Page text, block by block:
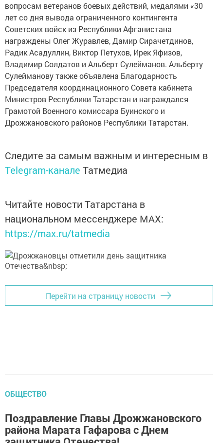
вопросам ветеранов боевых действий, медалями «30
лет со дня вывода ограниченного контингента
Советских войск из Республики Афганистана
награждены Олег Журавлев, Дамир Сирачетдинов,
Радик Асадуллин, Виктор Петухов, Ирек Яфизов,
Владимир Солдатов и Альберт Сулейманов. Альберту
Сулейманову также объявлена Благодарность
Председателя координационного Совета кабинета
Министров Республики Татарстан и награждался
Грамотой Военного комиссара Буинского и
Дрожжановского районов Республики Татарстан.
Следите за самым важным и интересным в
Telegram-канале Татмедиа
Читайте новости Татарстана в
национальном мессенджере MАХ:
https://max.ru/tatmedia
Перейти на страницу новости
ОБЩЕСТВО
Поздравление Главы Дрожжановского
района Марата Гафарова с Днем